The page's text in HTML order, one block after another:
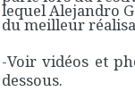
lequel Alejandro
du meilleur
-Voir vidéos et
dessous.